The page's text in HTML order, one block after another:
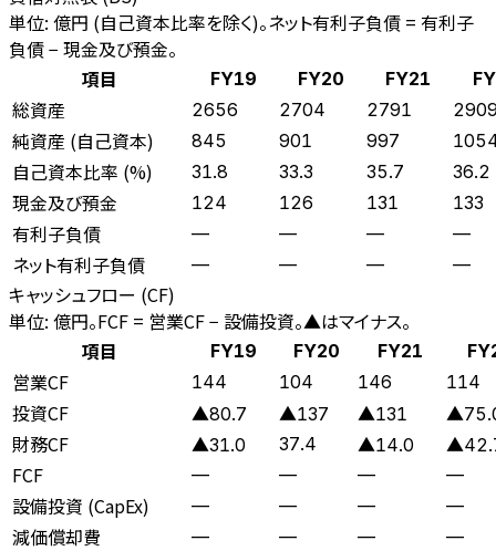
単位: 億円 (自己資本比率を除く)。ネット有利子負債 = 有利子
負債 − 現金及び預金。
項目
FY19 FY20 FY21
総資産 2656 2704 2791
純資産 (自己資本) 845 901 997
自己資本比率 (%) 31.8 33.3 35.7 36.2
現金及び預金 124 126 131 133
有利子負債 — — — —
ネット有利子負債 — — — —
キャッシュフロー (CF)
単位: 億円。FCF = 営業CF − 設備投資。▲はマイナス。
項目
FY19 FY20 FY21
営業CF 144 104 146 114
投資CF ▲80.7 ▲137 ▲131
財務CF ▲31.0 37.4 ▲14.0
FCF — — — —
設備投資 (CapEx) — — — —
減価償却費 — — — —